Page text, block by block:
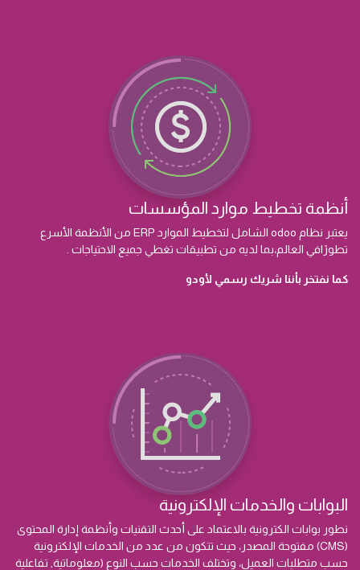
أنظمة تخطيط موارد المؤسسات
يعتبر نظام odoo الشامل لتخطيط الموارد ERP من الأنظمة الأسرع
تطورًافي العالم،بما لديه من تطبيقات تغطي جميع الاحتياجات .
كما نفتخر بأننا شريك رسمي لأودو
البوابات والخدمات الإلكترونية
نطور بوابات الكترونية بالاعتماد على أحدث التقنيات وأنظمة إدارة المحتوى
(CMS) مفتوحة المصدر، حيث تتكون من عدد من الخدمات الإلكترونية
حسب متطلبات العميل، وتختلف الخدمات حسب النوع (معلوماتية, تفاعلية